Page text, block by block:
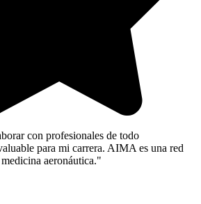
con profesionales de todo
para mi carrera. AIMA es una red
aeronáutica."